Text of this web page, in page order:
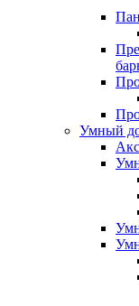
Умный